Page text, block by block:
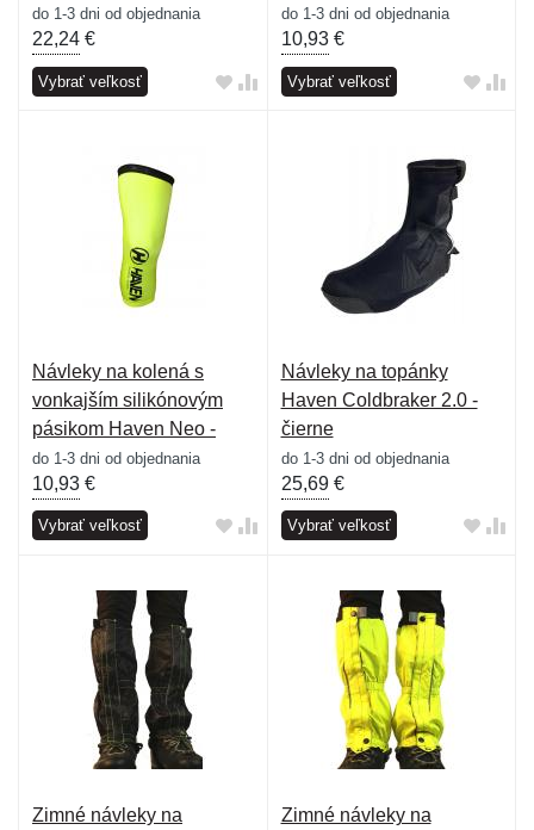
do 1-3 dni od objednania
22,24 €
Vybrať veľkosť
zelené
do 1-3 dni od objednania
10,93€
Vybrať veľkosť
Návleky na kolená s
vonkajším silikónovým
pásikom Haven Neo -
zelené
do 1-3 dni od objednania
10,93 €
Vybrať veľkosť
Návleky na topánky
Haven Coldbraker 2.0 -
čierne
do 1-3 dni od objednania
25,69€
Vybrať veľkosť
Zimné návleky na
Zimné návleky na